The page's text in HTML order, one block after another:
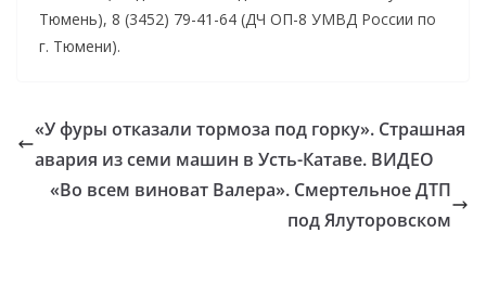
Тюмень), 8 (3452) 79-41-64 (ДЧ ОП-8 УМВД России по
г. Тюмени).
«У фуры отказали тормоза под горку». Страшная
авария из семи машин в Усть-Катаве. ВИДЕО
«Во всем виноват Валера». Смертельное ДТП
под Ялуторовском